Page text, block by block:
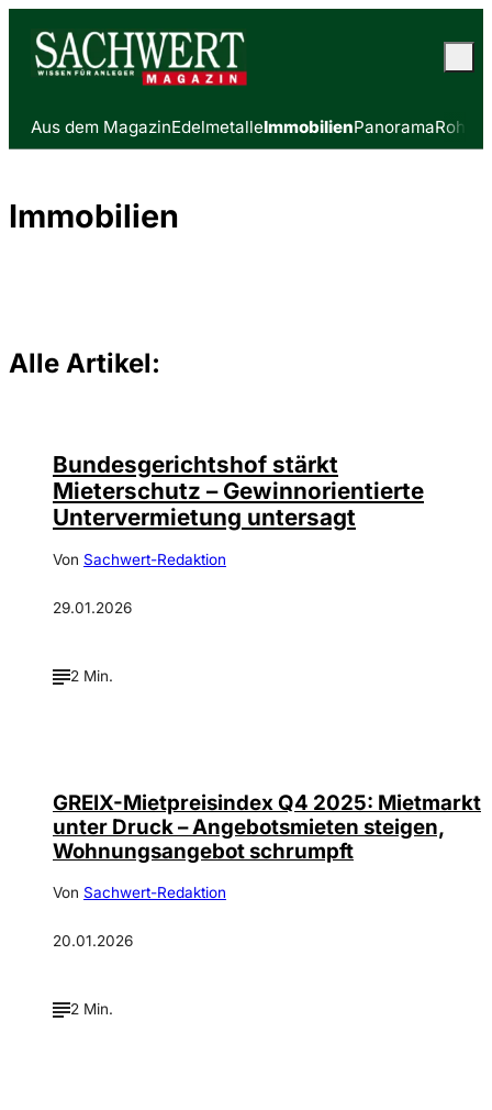
Aus dem MagazinEdelmetalleImmobilienPanorama
Immobilien
Alle Artikel:
Bundesgerichtshof stärkt
Mieterschutz – Gewinnorientierte
Untervermietung untersagt
Von Sachwert-Redaktion
29.01.2026
2 Min.
GREIX-Mietpreisindex Q4 2025: Mietmarkt
unter Druck – Angebotsmieten steigen,
Wohnungsangebot schrumpft
Von Sachwert-Redaktion
20.01.2026
2 Min.